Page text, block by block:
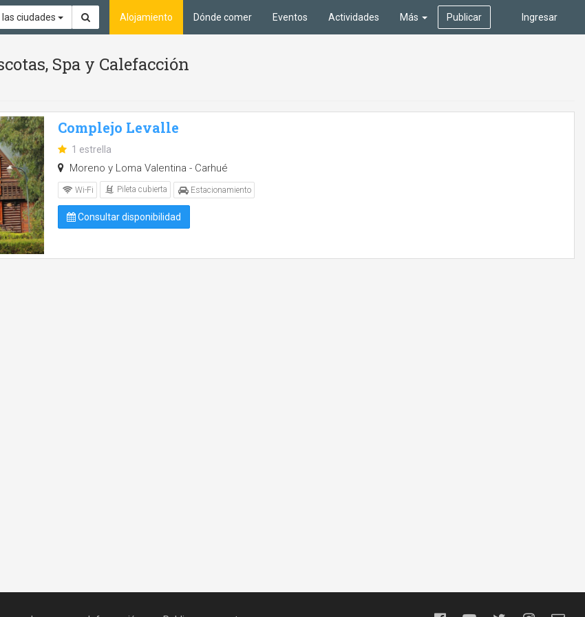
ciudades Ingresar
Alojamiento Dónde comer Eventos Actividades Más Publicar
Spa y Calefacción
Complejo Levalle
1 estrella
Moreno y Loma Valentina - Carhué
Wi-Fi Pileta cubierta Estacionamiento
Consultar disponibilidad